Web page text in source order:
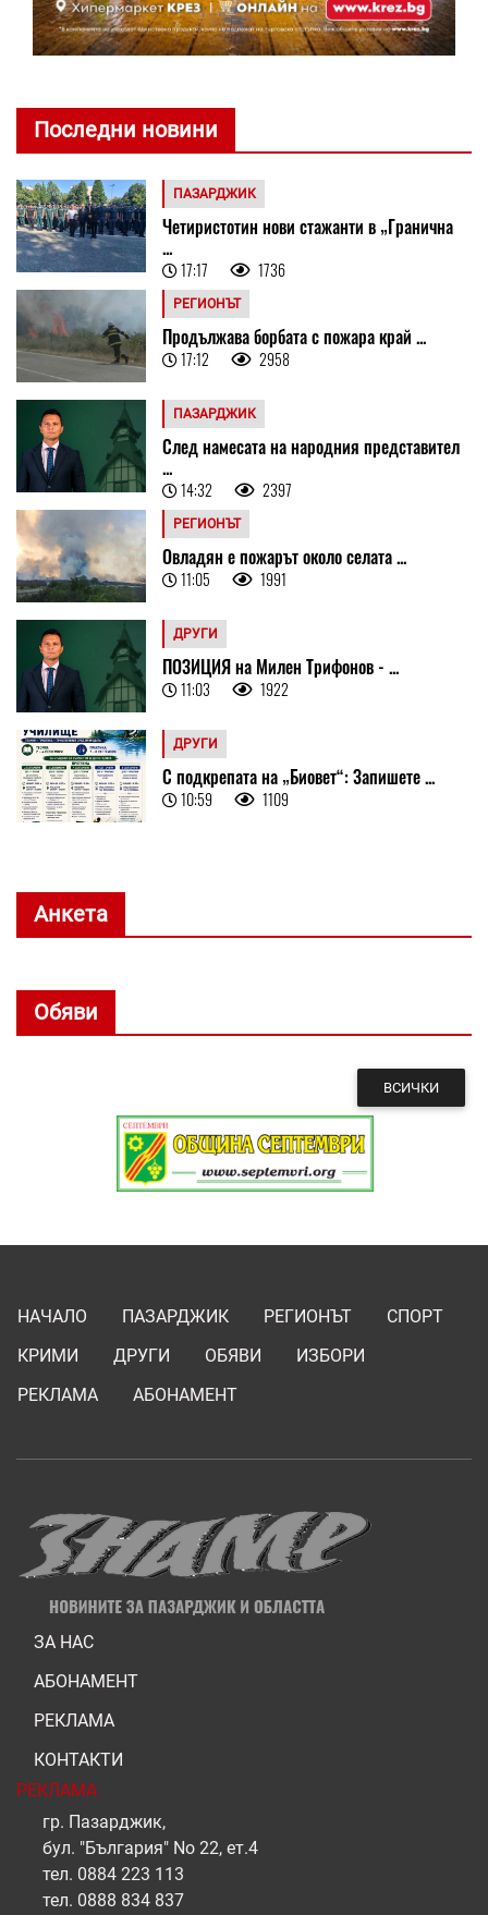
Последни новини
ПАЗАРДЖИК
Четиристотин нови стажанти в „Гранична
...
17:17 1736
РЕГИОНЪТ
Продължава борбата с пожара край ...
17:12 2958
ПАЗАРДЖИК
След намесата на народния представител
...
14:32 2397
РЕГИОНЪТ
Овладян е пожарът около селата ...
11:05 1991
ДРУГИ
ПОЗИЦИЯ на Милен Трифонов - ...
11:03 1922
ДРУГИ
С подкрепата на „Биовет“: Запишете ...
10:59 1109
Анкета
Обяви
ВСИЧКИ
НАЧАЛО ПАЗАРДЖИК РЕГИОНЪТ
СПОРТ
КРИМИ
ДРУГИ ОБЯВИ
ИЗБОРИ
РЕКЛАМА
АБОНАМЕНТ
ЗА НАС
АБОНАМЕНТ
РЕКЛАМА
КОНТАКТИ
РЕКЛАМА
гр. Пазарджик,
бул. "България" No 22, ет.4
тел. 0884 223 113
тел. 0888 834 837